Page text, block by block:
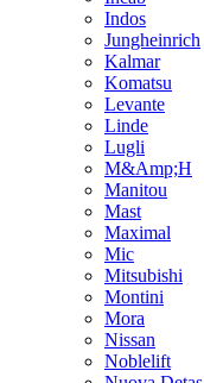
Indos
Jungheinrich
Kalmar
Komatsu
Levante
Linde
Lugli
M&Amp;H
Manitou
Mast
Maximal
Mic
Mitsubishi
Montini
Mora
Nissan
Noblelift